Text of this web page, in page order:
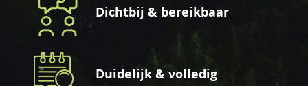
Dichtbij & bereikbaar
Duidelijk & volledig